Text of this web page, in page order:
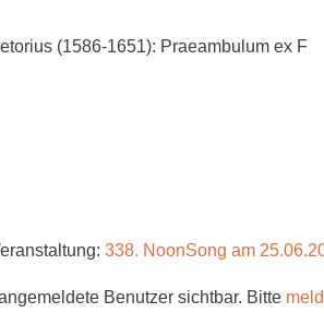
(1586-1651): Praeambulum ex F
338. NoonSong am
Benutzer sichtbar. Bitte